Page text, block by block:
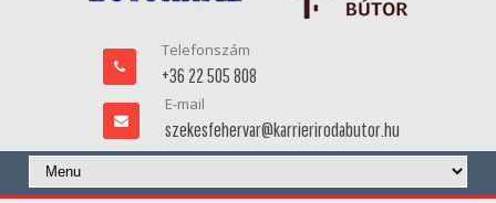
Telefonszám
+36 22 505 808
E-mail
szekesfehervar@karrierirodabutor.hu